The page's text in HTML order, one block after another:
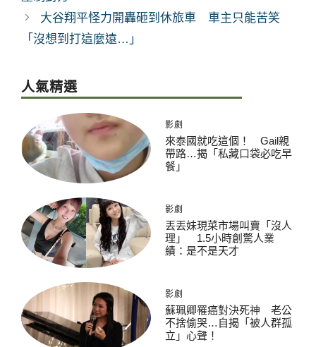
大谷翔平怪力開轟砸到休旅車 車主只能苦笑
「沒想到打這麼遠…」
人氣精選
影劇
來泰國就吃這個！ Gail親
帶路…揭「私藏口袋必吃早
餐」
影劇
丟丟妹現菜市場叫賣「沒人
理」 1.5小時創驚人業
績：是不是天才
影劇
蘇珮卿罹癌對決死神 老公
不捨偷哭…自揭「被人群孤
立」心聲！